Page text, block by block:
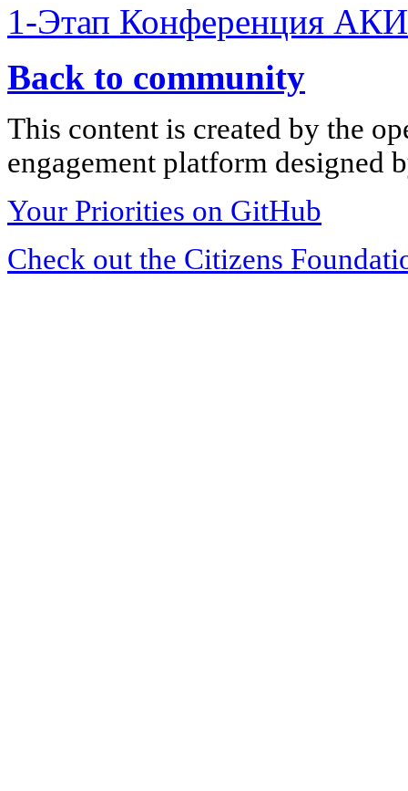
1-Этап Конференция
Back to community
This content is created by the
engagement platform designed
Your Priorities on GitHub
Check out the Citizens